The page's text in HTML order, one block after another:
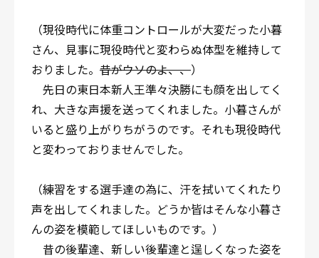
（現役時代に体重コントロールが大変だった小暮
さん、見事に現役時代と変わらぬ体型を維持して
おりました。 昔がウソのよ、、）
先日の東日本新人王準々決勝にも顔を出してく
れ、大きな声援を送ってくれました。小暮さんが
いると盛り上がりちがうのです。それも現役時代
と変わっておりませんでした。
（練習をする選手達の為に、汗を拭いてくれたり
声を出してくれました。どうか皆はそんな小暮さ
んの姿を模範してほしいものです。）
昔の後輩達、新しい後輩達と逞しくなった姿を